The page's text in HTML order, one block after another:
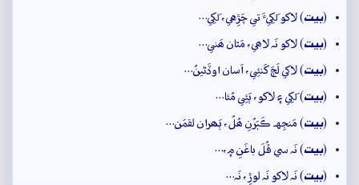
(بيت) لاکو لَکِيءَ تي چَڙِهي، لَکِي…
(بيت) لاکو نَہ لاھي، مَٿان ھَني…
(بيت) لاکي لَڄَ کَنئِي، اَسان اوڏَڻينُ…
(بيت) لَکِي ۽ لاکو، ٻَئِي مُئا…
(بيت) مَنجِهہ ڪَٻَرُنِ ھُلُ، ٻَھران لقمَن…
(بيت) نَہ سي ڦُلَ باغَنِ ۾،…
(بيت) نَہ لاکو نَہ لوڙِ، نَہ…